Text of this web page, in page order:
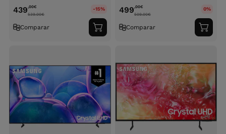
439,00€
539.00€
-15%
Comparar
Adicionar
ao
499,00€
509.00€
0%
Comparar
ao